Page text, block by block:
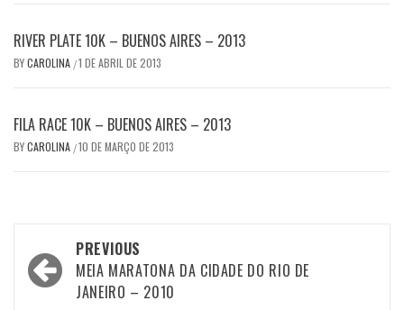
RIVER PLATE 10K – BUENOS AIRES – 2013
BYCAROLINA /1 DE ABRIL DE 2013
FILA RACE 10K – BUENOS AIRES – 2013
BYCAROLINA /10 DE MARÇO DE 2013
Post
navigation
PREVIOUS
MEIA MARATONA DA CIDADE DO RIO DE
JANEIRO – 2010